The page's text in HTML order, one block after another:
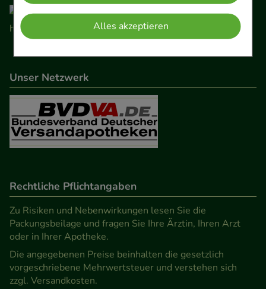
verzichtet werden kann.
Komfort:Diese Cookies werden genutzt um das
Einkaufserlebnis noch ansprechender zu gestalten,
beispielsweise für die Wiedererkennung des
Besuchers oder unsere Seite an bevorzugte
Verhaltensweisen (z.B. Spracheinstellung)
anzupassen. Komfort-Cookies ermöglichen es uns
auch auf Ihre Bedürfnisse zugeschrittene Inhalte
Statistik & Tracking:Hierüber lassen sich
Informationen über die Art und Weise der Nutzung
unserer Website sammeln, mit deren Hilfe wir
unsere Website weiter für Sie optimieren können,
den Inhalt auf unserer Website aber auch die
Werbung auf Drittseiten möglichst relevant für Sie
Alles akzeptieren
Unser Netzwerk
Rechtliche Pflichtangaben
Zu Risiken und Nebenwirkungen lesen Sie die
Packungsbeilage und fragen Sie Ihre Ärztin, Ihren Arzt
oder in Ihrer Apotheke.
Die angegebenen Preise beinhalten die gesetzlich
vorgeschriebene Mehrwertsteuer und verstehen sich
zzgl. Versandkosten.